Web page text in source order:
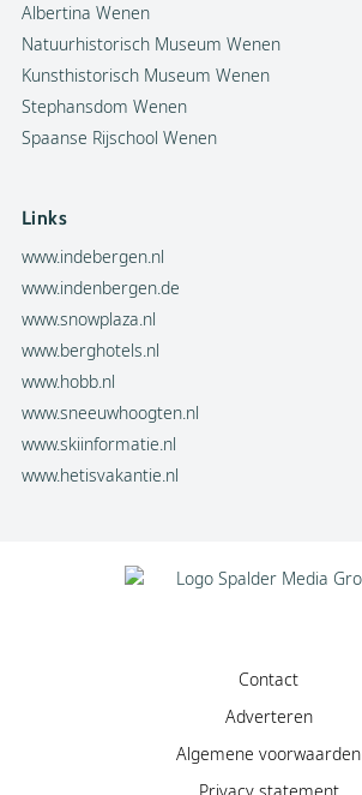
Albertina Wenen
Natuurhistorisch Museum Wenen
Kunsthistorisch Museum Wenen
Stephansdom Wenen
Spaanse Rijschool Wenen
Links
www.indebergen.nl
www.indenbergen.de
www.snowplaza.nl
www.berghotels.nl
www.hobb.nl
www.sneeuwhoogten.nl
www.skiinformatie.nl
www.hetisvakantie.nl
Contact
Adverteren
Algemene voorwaarden